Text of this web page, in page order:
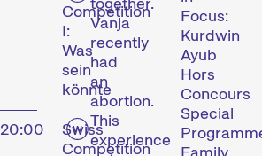
Competition
I:
Was
sein
könnte
20:00
Swiss
Competition
Vanja
recently
had
an
abortion.
This
experience
Focus:
Kurdwin
Ayub
Hors
Concours
Special
Des courts métrages actuels du monde entier. Les œuvres les plus prometteuses seront récompensées le dimanche soir.